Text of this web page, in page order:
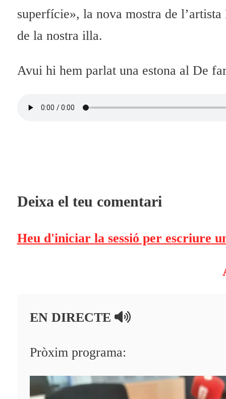
superfície», la nova mostra de
de la nostra illa.
Avui hi hem parlat una estona al De
Deixa el teu comentari
Heu d'iniciar la sessió per escriure
EN DIRECTE
Pròxim programa: